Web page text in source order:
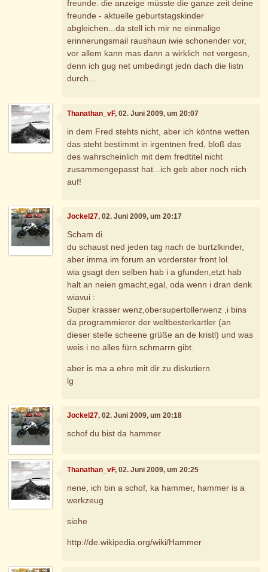
freunde. die anzeige müsste die ganze zeit deine
freunde - aktuelle geburtstagskinder
abgleichen...da stell ich mir ne einmalige
erinnerungsmail raushaun iwie schonender vor,
vor allem kann mas dann a wirklich net vergesn,
denn ich gug net umbedingt jedn dach die listn
durch...
Thanathan_vF, 02. Juni 2009, um 20:07
in dem Fred stehts nicht, aber ich köntne wetten
das steht bestimmt in irgentnen fred, bloß das
des wahrscheinlich mit dem fredtitel nicht
zusammengepasst hat...ich geb aber noch nich
auf!
Jockel27, 02. Juni 2009, um 20:17
Scham di
du schaust ned jeden tag nach de burtzlkinder,
aber imma im forum an vorderster front lol.
wia gsagt den selben hab i a gfunden,etzt hab
halt an neien gmacht,egal, oda wenn i dran denk
wiavui :
Super krasser wenz,obersupertollerwenz ,i bins
da programmierer der weltbesterkartler (an
dieser stelle scheene grüße an de kristl) und was
weis i no alles fürn schmarrn gibt.
aber is ma a ehre mit dir zu diskutiern
lg
Jockel27, 02. Juni 2009, um 20:18
schof du bist da hammer
Thanathan_vF, 02. Juni 2009, um 20:25
nene, ich bin a schof, ka hammer, hammer is a
werkzeug
siehe
http://de.wikipedia.org/wiki/Hammer